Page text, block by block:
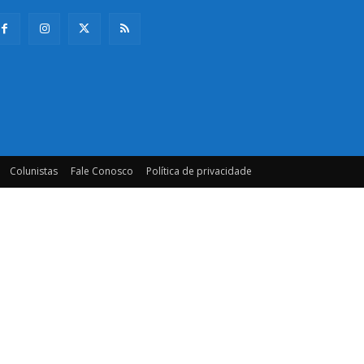
Colunistas Fale Conosco Política de privacidade